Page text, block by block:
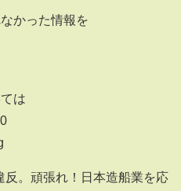
かった情報を
は
。頑張れ！日本造船業を応